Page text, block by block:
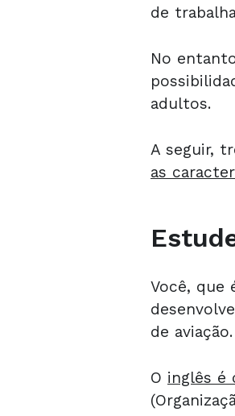
de
No
adultos.
A seguir,
as
Você, que
de aviação.
O inglês é